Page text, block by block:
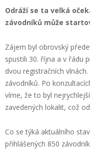
Odráží se ta velká
závodníků může
Zájem byl obrovský
spustili 30. října a v řádu
dvou registračních
závodníků. Po
víme, že to byl
zavedených lokalit, což
Co se týká aktuálního
přihlášených 850